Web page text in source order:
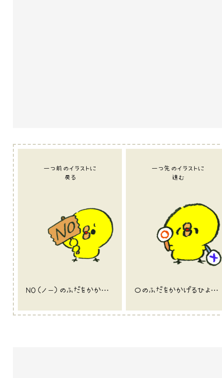
一つ前のイラストに
戻る
NO（ノー）のふだをかかげるひよこのイラスト
一つ先のイラストに
進む
〇のふだをかかげるひよこのイラスト